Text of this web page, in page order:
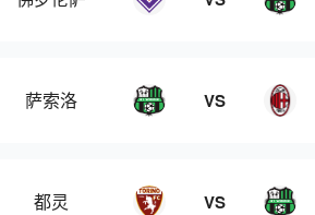
萨索洛 VS
都灵 VS